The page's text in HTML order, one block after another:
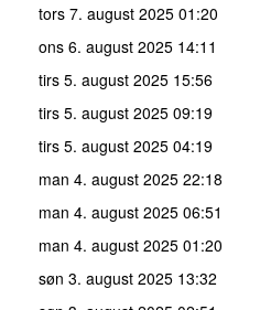
tors 7. august 2025 01:20
ons 6. august 2025 14:11
tirs 5. august 2025 15:56
tirs 5. august 2025 09:19
tirs 5. august 2025 04:19
man 4. august 2025 22:18
man 4. august 2025 06:51
man 4. august 2025 01:20
søn 3. august 2025 13:32